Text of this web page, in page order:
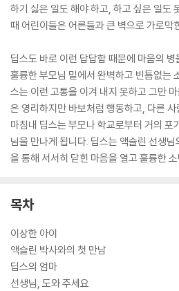
하기 싫은 일도 해야 하고, 하고 싶은 일도
때 어린이들은 어른들과 큰 벽으로 가로막
딥스도 바로 이런 답답함 때문에 마음의
훌륭한 부모님 밑에서 완벽하고 빈틈없는
스는 이런 고통을 이겨 내지 못하고 그만
은 영리하지만 바보처럼 행동하고, 다른
마침내 딥스는 부모나 학교로부터 거의 포
님을 만나게 됩니다. 딥스는 액슬린 선생
을 통해 서서히 닫힌 마음을 열고 훌륭한
목차
이상한 아이
액슬린 박사와의 첫 만남
딥스의 엄마
선생님, 도와 주세요